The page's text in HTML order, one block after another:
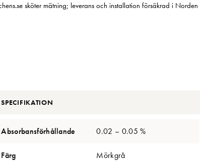
sköter mätning; leverans och installation försäkrad i Norden
SPECIFIKATION
Absorbansförhållande 0.02 – 0.05 %
Färg Mörkgrå